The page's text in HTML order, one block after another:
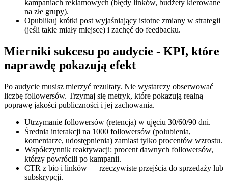
kampaniach reklamowych (błędy linków, budżety kierowane
na złe grupy).
Opublikuj krótki post wyjaśniający istotne zmiany w strategii
(jeśli takie miały miejsce) i zachęć do feedbacku.
Mierniki sukcesu po audycie - KPI, które
naprawdę pokazują efekt
Po audycie musisz mierzyć rezultaty. Nie wystarczy obserwować
liczbę followersów. Trzymaj się metryk, które pokazują realną
poprawę jakości publiczności i jej zachowania.
Utrzymanie followersów (retencja) w ujęciu 30/60/90 dni.
Średnia interakcji na 1000 followersów (polubienia,
komentarze, udostępnienia) zamiast tylko procentów wzrostu.
Współczynnik reaktywacji: procent dawnych followersów,
którzy powrócili po kampanii.
CTR z bio i linków — rzeczywiste przejścia do sprzedaży lub
subskrypcji.